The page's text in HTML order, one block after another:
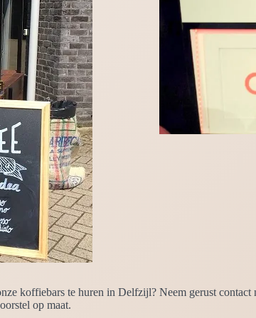
koffiebars te huren in Delfzijl? Neem gerust
op maat.